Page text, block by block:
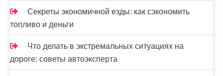
Секреты экономичной езды: как сэкономить
топливо и деньги
Что делать в экстремальных ситуациях на
дороге: советы автоэксперта